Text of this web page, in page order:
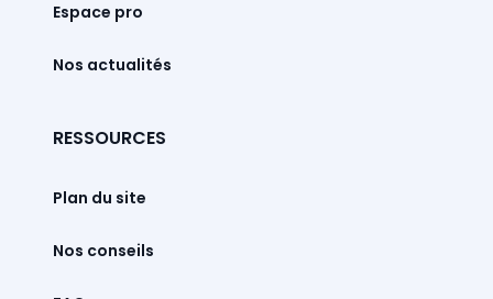
Espace pro
Nos actualités
RESSOURCES
Plan du site
Nos conseils